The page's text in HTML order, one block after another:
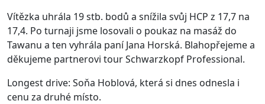
Vítězka uhrála 19 stb. bodů a snížila svůj HCP z 17,7 na
17,4. Po turnaji jsme losovali o poukaz na masáž do
Tawanu a ten vyhrála paní Jana Horská. Blahopřejeme a
děkujeme partnerovi tour Schwarzkopf Professional.
Longest drive: Soňa Hoblová, která si dnes odnesla i
cenu za druhé místo.